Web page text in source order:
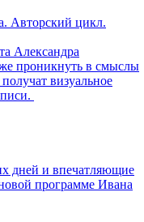
Авторский цикл.
Александра
проникнуть в смыслы
визуальное
дней и впечатляющие
программе Ивана